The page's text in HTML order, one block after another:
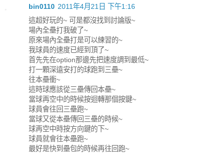
bin0110 2011年4月21日 下午1:16
這超好玩的~ 可是都沒找到討論版~
場內全壘打我破了~
原來場內全壘打是可以練習的~
我球員的速度已經到頂了~
首先先在option那邊先把速度調到最低~
打一顆深遠安打的球跑到三壘~
往本壘衝~
這時球應該從三壘傳回本壘~
當球再空中的時候按迴轉那個按鍵~
球員會往回三壘跑~
當球又從本壘傳回三壘的時候~
球再空中時按方向鍵的下~
球員就會往本壘跑~
最好是快到壘包的時候再往回跑~